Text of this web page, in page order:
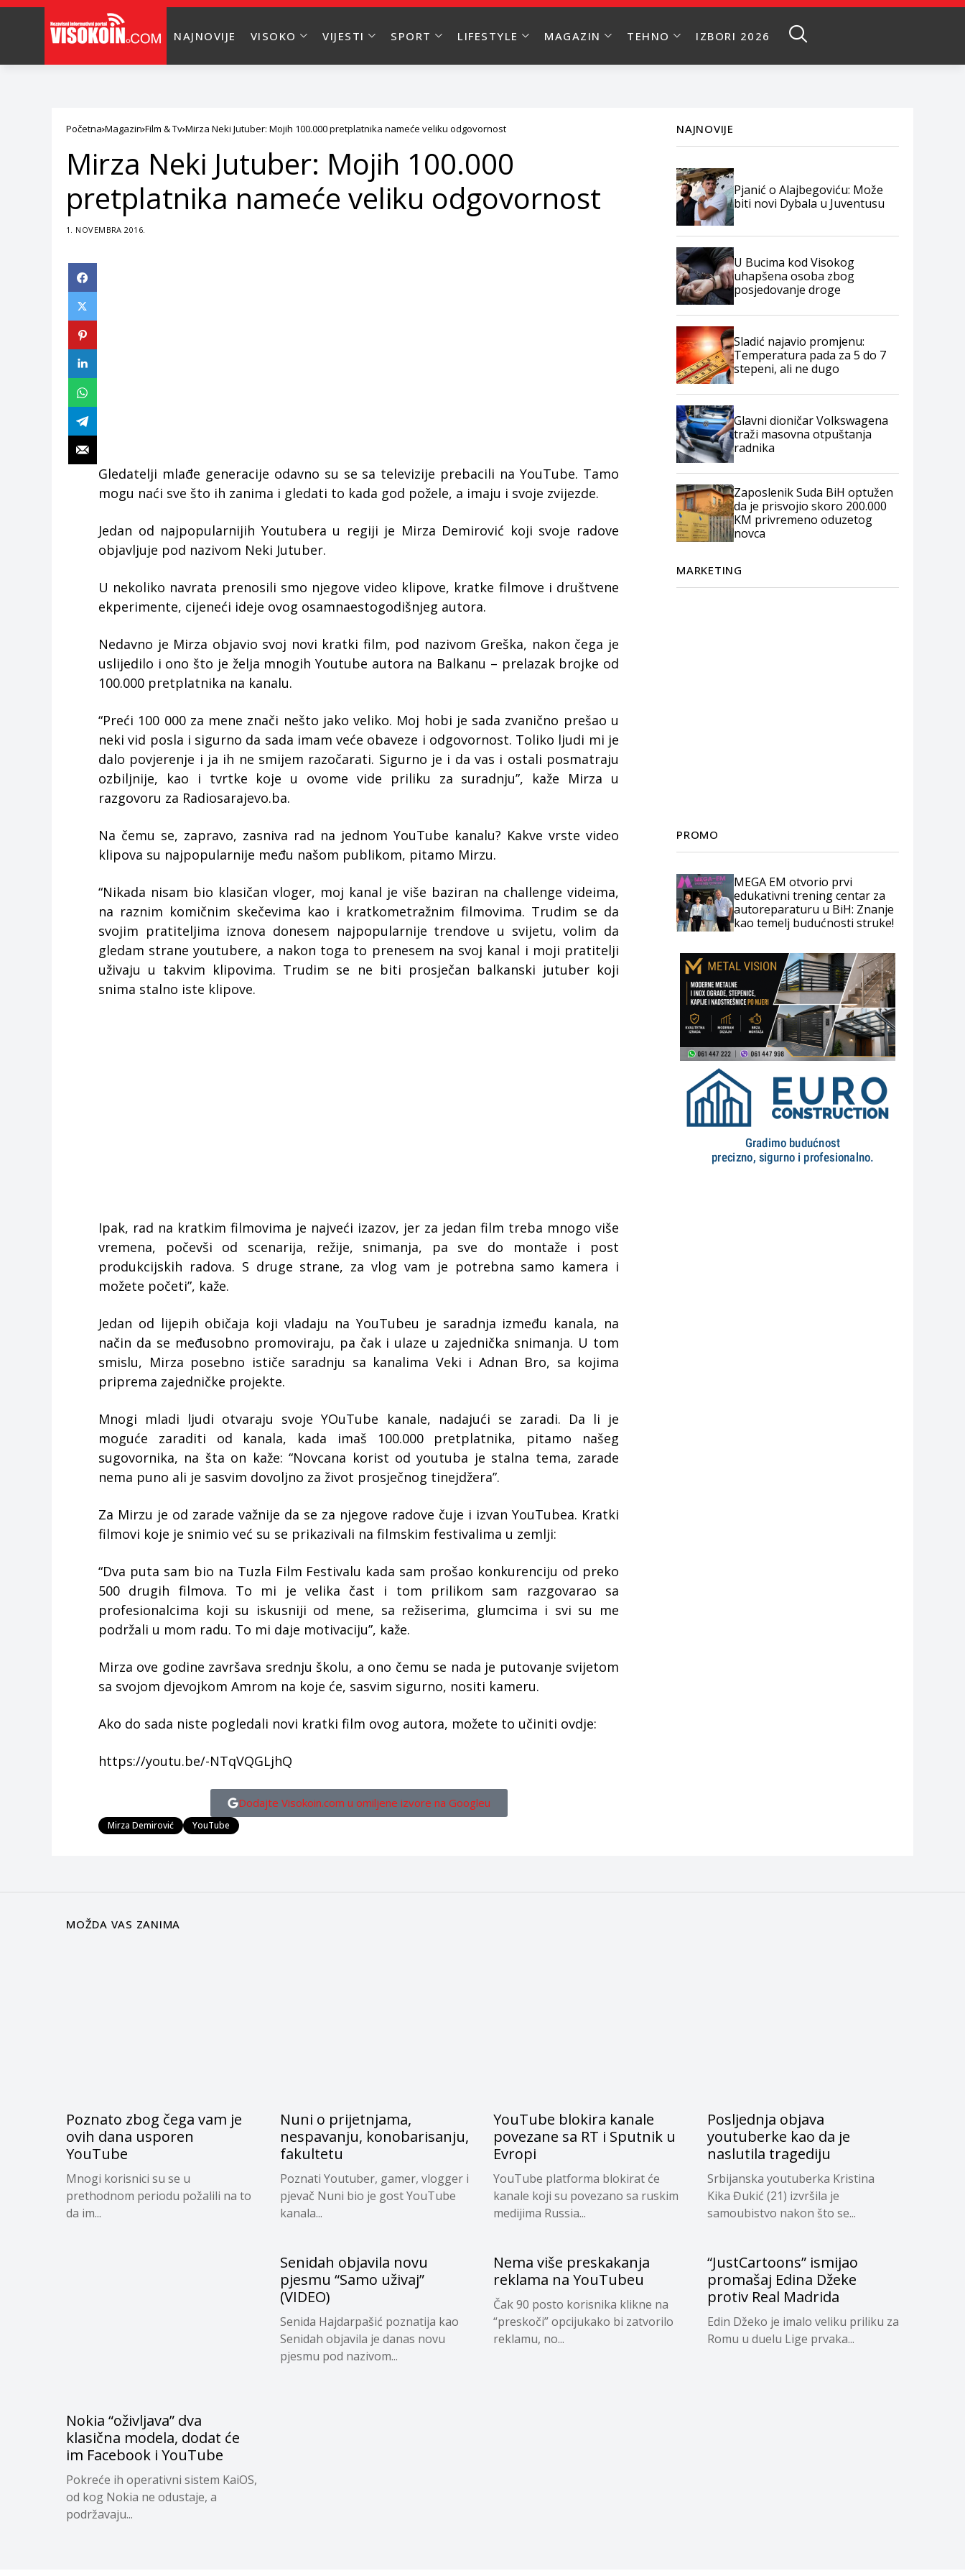
NAJNOVIJE VISOKO VIJESTI SPORT LIFESTYLE MAGAZIN TEHNO IZBORI 2026
Početna Magazin Film & Tv Mirza Neki Jutuber: Mojih 100.000 pretplatnika nameće veliku odgovornost
Mirza Neki Jutuber: Mojih 100.000
pretplatnika nameće veliku odgovornost
1. NOVEMBRA 2016.
Gledatelji mlađe generacije odavno su se sa televizije prebacili na YouTube. Tamo
mogu naći sve što ih zanima i gledati to kada god požele, a imaju i svoje zvijezde.
Jedan od najpopularnijih Youtubera u regiji je Mirza Demirović koji svoje radove
objavljuje pod nazivom Neki Jutuber.
U nekoliko navrata prenosili smo njegove video klipove, kratke filmove i društvene
ekperimente, cijeneći ideje ovog osamnaestogodišnjeg autora.
Nedavno je Mirza objavio svoj novi kratki film, pod nazivom Greška, nakon čega je
uslijedilo i ono što je želja mnogih Youtube autora na Balkanu – prelazak brojke od
100.000 pretplatnika na kanalu.
“Preći 100 000 za mene znači nešto jako veliko. Moj hobi je sada zvanično prešao u
neki vid posla i sigurno da sada imam veće obaveze i odgovornost. Toliko ljudi mi je
dalo povjerenje i ja ih ne smijem razočarati. Sigurno je i da vas i ostali posmatraju
ozbiljnije, kao i tvrtke koje u ovome vide priliku za suradnju”, kaže Mirza u
razgovoru za Radiosarajevo.ba.
Na čemu se, zapravo, zasniva rad na jednom YouTube kanalu? Kakve vrste video
klipova su najpopularnije među našom publikom, pitamo Mirzu.
“Nikada nisam bio klasičan vloger, moj kanal je više baziran na challenge videima,
na raznim komičnim skečevima kao i kratkometražnim filmovima. Trudim se da
svojim pratiteljima iznova donesem najpopularnije trendove u svijetu, volim da
gledam strane youtubere, a nakon toga to prenesem na svoj kanal i moji pratitelji
uživaju u takvim klipovima. Trudim se ne biti prosječan balkanski jutuber koji
snima stalno iste klipove.
Ipak, rad na kratkim filmovima je najveći izazov, jer za jedan film treba mnogo više
vremena, počevši od scenarija, režije, snimanja, pa sve do montaže i post
produkcijskih radova. S druge strane, za vlog vam je potrebna samo kamera i
možete početi”, kaže.
Jedan od lijepih običaja koji vladaju na YouTubeu je saradnja između kanala, na
način da se međusobno promoviraju, pa čak i ulaze u zajednička snimanja. U tom
smislu, Mirza posebno ističe saradnju sa kanalima Veki i Adnan Bro, sa kojima
priprema zajedničke projekte.
Mnogi mladi ljudi otvaraju svoje YOuTube kanale, nadajući se zaradi. Da li je
moguće zaraditi od kanala, kada imaš 100.000 pretplatnika, pitamo našeg
sugovornika, na šta on kaže: “Novcana korist od youtuba je stalna tema, zarade
nema puno ali je sasvim dovoljno za život prosječnog tinejdžera”.
Za Mirzu je od zarade važnije da se za njegove radove čuje i izvan YouTubea. Kratki
filmovi koje je snimio već su se prikazivali na filmskim festivalima u zemlji:
“Dva puta sam bio na Tuzla Film Festivalu kada sam prošao konkurenciju od preko
500 drugih filmova. To mi je velika čast i tom prilikom sam razgovarao sa
profesionalcima koji su iskusniji od mene, sa režiserima, glumcima i svi su me
podržali u mom radu. To mi daje motivaciju”, kaže.
Mirza ove godine završava srednju školu, a ono čemu se nada je putovanje svijetom
sa svojom djevojkom Amrom na koje će, sasvim sigurno, nositi kameru.
Ako do sada niste pogledali novi kratki film ovog autora, možete to učiniti ovdje:
https://youtu.be/-NTqVQGLjhQ
Dodajte Visokoin.com u omiljene izvore na Googleu
Mirza Demirović YouTube
NAJNOVIJE
Pjanić o Alajbegoviću: Može
biti novi Dybala u Juventusu
U Bucima kod Visokog
uhapšena osoba zbog
posjedovanje droge
Sladić najavio promjenu:
Temperatura pada za 5 do 7
stepeni, ali ne dugo
Glavni dioničar Volkswagena
traži masovna otpuštanja
radnika
Zaposlenik Suda BiH optužen
da je prisvojio skoro 200.000
KM privremeno oduzetog
novca
MARKETING
PROMO
MEGA EM otvorio prvi
edukativni trening centar za
autoreparaturu u BiH: Znanje
kao temelj budućnosti struke!
MOŽDA VAS ZANIMA
Poznato zbog čega vam je
ovih dana usporen
YouTube
Mnogi korisnici su se u
prethodnom periodu požalili na to
da im...
Nuni o prijetnjama,
nespavanju, konobarisanju,
fakultetu
Poznati Youtuber, gamer, vlogger i
pjevač Nuni bio je gost YouTube
kanala...
YouTube blokira kanale
povezane sa RT i Sputnik u
Evropi
YouTube platforma blokirat će
kanale koji su povezano sa ruskim
medijima Russia...
Posljednja objava
youtuberke kao da je
naslutila tragediju
Srbijanska youtuberka Kristina
Kika Đukić (21) izvršila je
samoubistvo nakon što se...
Nokia “oživljava” dva
klasična modela, dodat će
im Facebook i YouTube
Pokreće ih operativni sistem KaiOS,
od kog Nokia ne odustaje, a
podržavaju...
Senidah objavila novu
pjesmu “Samo uživaj”
(VIDEO)
Senida Hajdarpašić poznatija kao
Senidah objavila je danas novu
pjesmu pod nazivom...
Nema više preskakanja
reklama na YouTubeu
Čak 90 posto korisnika klikne na
“preskoči” opcijukako bi zatvorilo
reklamu, no...
“JustCartoons” ismijao
promašaj Edina Džeke
protiv Real Madrida
Edin Džeko je imalo veliku priliku za
Romu u duelu Lige prvaka...